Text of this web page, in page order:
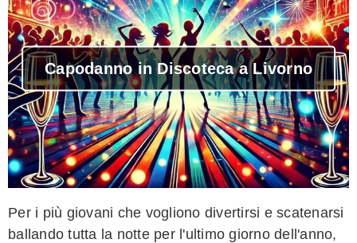
Capodanno in Discoteca a Livorno
Per i più giovani che vogliono divertirsi e scatenarsi
ballando tutta la notte per l'ultimo giorno dell'anno,